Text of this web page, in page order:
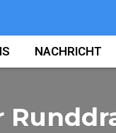
NACHRICHT